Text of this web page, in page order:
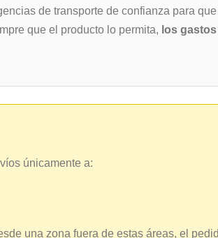
de transporte de confianza para
que el producto lo permita, los
únicamente a:
una zona fuera de estas áreas, el